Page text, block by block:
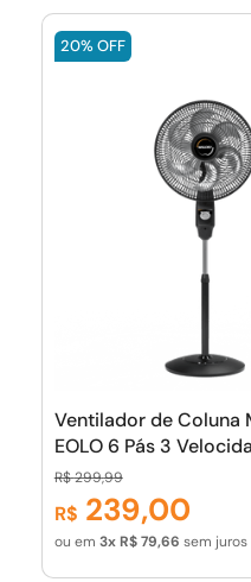
20% OFF
Ventilador de Coluna
EOLO 6 Pás 3
Altura Ajustável 1,12--
Frescor Potente e
R$299,99
R$ 239,00
ou em 3 R$ 79,66 sem juros